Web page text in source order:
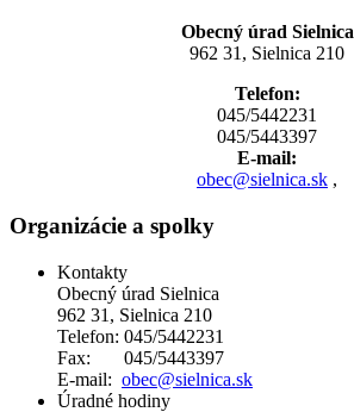
Obecný úrad Sielnica
962 31, Sielnica 210
Telefon:
045/5442231
045/5443397
E-mail:
obec@sielnica.sk ,
Organizácie a spolky
Kontakty
Obecný úrad Sielnica
962 31, Sielnica 210
Telefon: 045/5442231
Fax: 045/5443397
E-mail: obec@sielnica.sk
Úradné hodiny